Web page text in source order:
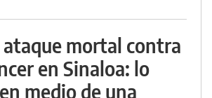
mortal contra
en Sinaloa: lo
medio de una